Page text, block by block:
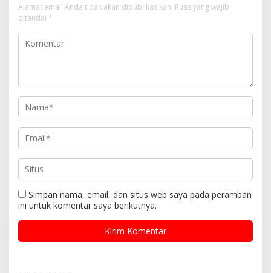
Alamat email Anda tidak akan dipublikasikan. Ruas yang wajib
ditandai *
Simpan nama, email, dan situs web saya pada peramban
ini untuk komentar saya berikutnya.